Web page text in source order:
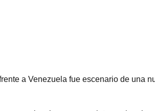
a Venezuela fue escenario de una